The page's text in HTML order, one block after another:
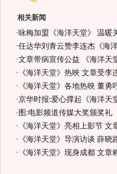
相关新闻
·咏梅加盟《海洋天堂》 温暖
·任达华刘青云赞李连杰《海
·文章带病宣传公益 《海洋天
· 《海洋天堂》热映 文章受李
· 《海洋天堂》各地热映 董勇
·京华时报:爱心撑起《海洋天
· 图:电影频道传媒大奖颁奖礼
· 《海洋天堂》亮相上影节 文
· 《海洋天堂》导演访谈 薛晓
· 《海洋天堂》现身成都 文章